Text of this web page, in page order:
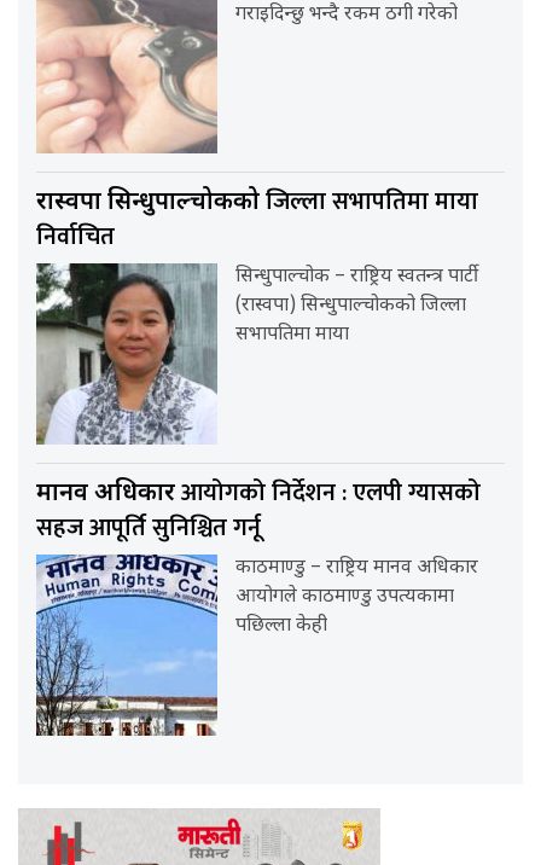
गराइदिन्छु भन्दै रकम ठगी गरेको
रास्वपा सिन्धुपाल्चोककोजिल्ला सभापतिमा माया
निर्वाचित
सिन्धुपाल्चोक – राष्ट्रिय स्वतन्त्र पार्टी
(रास्वपा) सिन्धुपाल्चोकको जिल्ला
सभापतिमा माया
मानव अधिकारआयोगको निर्देशन : एलपी ग्यासको
सहज आपूर्ति सुनिश्चित गर्नू
काठमाण्डु – राष्ट्रिय मानव अधिकार
आयोगले काठमाण्डु उपत्यकामा
पछिल्ला केही